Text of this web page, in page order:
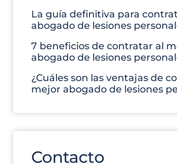
La guía definitiva para
abogado de lesiones
7 beneficios de contratar al
abogado de lesiones
¿Cuáles son las ventajas de
mejor abogado de lesiones
Contacto